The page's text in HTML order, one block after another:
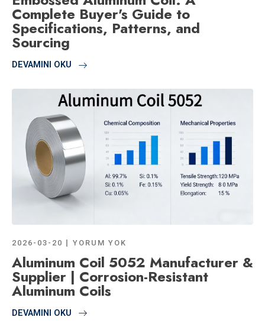
Complete Buyer's Guide to
Specifications, Patterns, and
Sourcing
DEVAMINI OKU
2026-03-20 YORUM YOK
Aluminum Coil 5052 Manufacturer &
Supplier | Corrosion-Resistant
Aluminum Coils
DEVAMINI OKU